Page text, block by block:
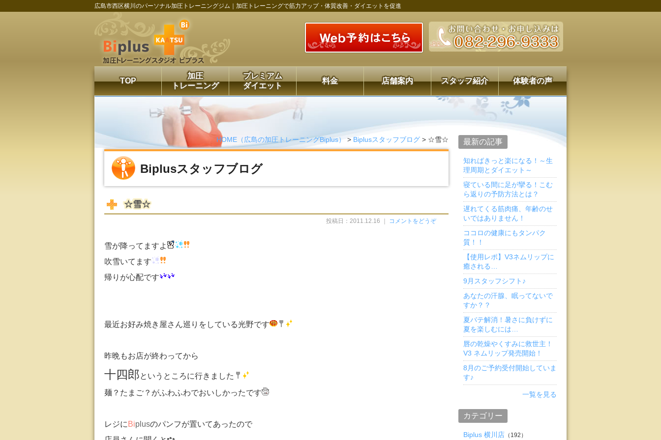
広島市西区横川のパーソナル加圧トレーニングジム｜加圧トレーニングで筋力アップ・体質改善・ダイエットを促進
TOP
加圧
トレーニング
プレミアム
ダイエット
料金 店舗案内 スタッフ紹介 体験者の声
HOME（広島の加圧トレーニングBiplus） > Biplusスタッフブログ > ☆雪☆
Biplusスタッフブログ
☆雪☆
投稿日：2011.12.16 ｜ コメントをどうぞ
雪が降ってますよ
吹雪いてます
帰りが心配です
最近お好み焼き屋さん巡りをしている光野です
昨晩もお店が終わってから
十四郎というところに行きました
麺？たまご？がふわふわでおいしかったです
レジに Biplusのパンフが置いてあったので
最新の記事
知ればきっと楽になる！～生
理周期とダイエット～
寝ている間に足が攣る！こむ
ら返りの予防方法とは？
遅れてくる筋肉痛、年齢のせ
いではありません！
ココロの健康にもタンパク
質！！
【使用レポ】V3ネムリップに
癒される…
9月スタッフシフト♪
あなたの汗腺、眠ってないで
すか？？
夏バテ解消！暑さに負けずに
夏を楽しむには…
唇の乾燥やくすみに救世主！
V3 ネムリップ発売開始！
8月のご予約受付開始していま
す♪
一覧を見る
カテゴリー
Biplus 横川店 （192）